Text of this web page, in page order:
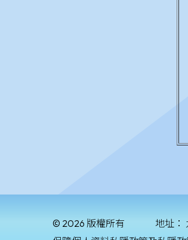
© 2026 版權所有 地址：